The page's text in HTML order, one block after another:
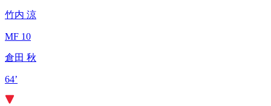
竹内 涼
MF 10
倉田 秋
64’